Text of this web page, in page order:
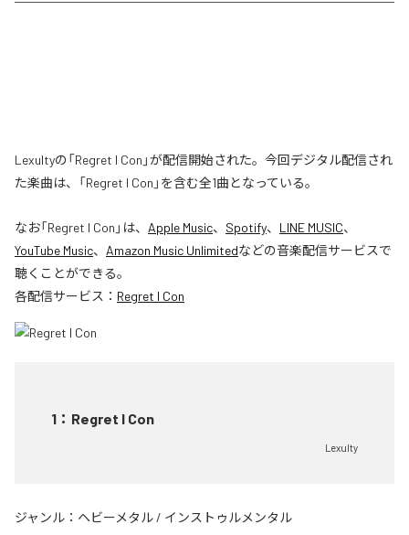
Lexultyの「Regret I Con」が配信開始された。今回デジタル配信され
た楽曲は、「Regret I Con」を含む全1曲となっている。
なお「Regret I Con 」は、 Apple Music、 Spotify、 LINE MUSIC、
YouTube Music、 Amazon Music Unlimitedなどの音楽配信サービスで
聴くことができる。
各配信サービス： Regret I Con
1 ： Regret I Con
Lexulty
ジャンル： ヘビーメタル / インストゥルメンタル